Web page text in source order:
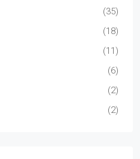
(35)
(18)
(11)
(6)
(2)
(2)